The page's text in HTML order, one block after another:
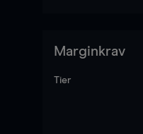
Marginkrav
Tier